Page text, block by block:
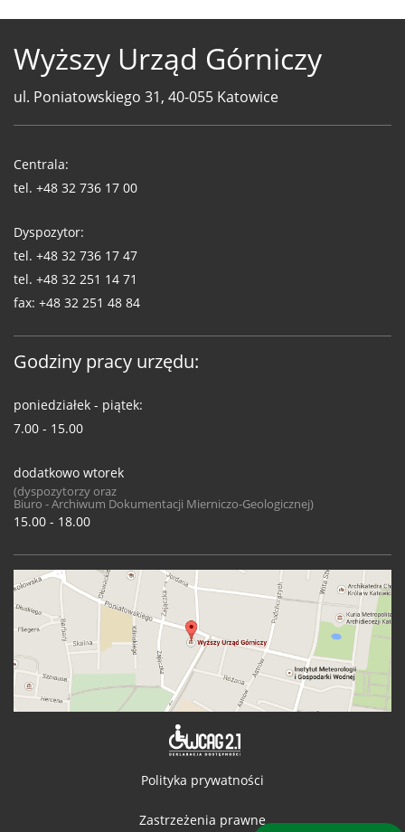
Wyższy Urząd Górniczy
ul. Poniatowskiego 31, 40-055 Katowice
WUG
Centrala:
tel. +48 32 736 17 00
Dyspozytor:
tel. +48 32 736 17 47
tel. +48 32 251 14 71
fax: +48 32 251 48 84
Godziny pracy urzędu:
poniedziałek - piątek:
7.00 - 15.00
dodatkowo wtorek
(dyspozytorzy oraz
Biuro - Archiwum Dokumentacji Mierniczo-Geologicznej)
15.00 - 18.00
Polityka prywatności
Zastrzeżenia prawne